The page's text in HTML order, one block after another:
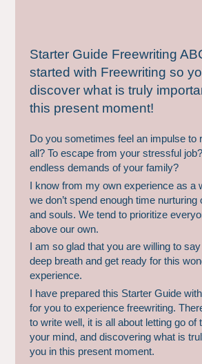
Starter Guide Freewriting
started with Freewriting so
discover what is truly
this present moment!
Do you sometimes feel an impulse to
all? To escape from your stressful
endless demands of your family?
I know from my own experience as a
we don’t spend enough time nurturing
and souls. We tend to prioritize
above our own.
I am so glad that you are willing to
deep breath and get ready for this
experience.
I have prepared this Starter Guide
for you to experience freewriting.
to write well, it is all about letting go of
your mind, and discovering what is
you in this present moment.